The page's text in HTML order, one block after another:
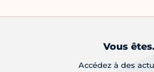
Vous
Accédez à des